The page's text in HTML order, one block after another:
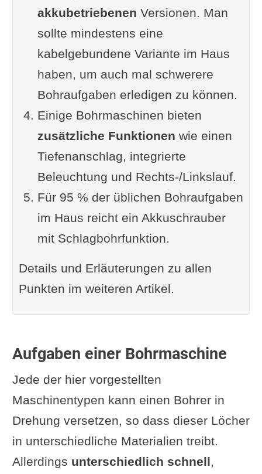
Bohrschrauber)
Darauf sollte beim Kauf einer
Akkubohrers mit
Schlagbohrfunktion geachtet
werden:
Fazit: Was für eine Bohrmaschine
brauche ich?
Pflege und Wartung der
Bohrmaschine
Sicherheit beim Umgang mit der
Bohrmaschine
Verstehen der Bohrerarten
Interessante Fakten zu
Auch interessant
Videotutorials zur
Bohrmaschine
Weiterführende Artikel
akkubetriebenen Versionen. Man
sollte mindestens eine
kabelgebundene Variante im Haus
haben, um auch mal schwerere
Bohraufgaben erledigen zu können.
Einige Bohrmaschinen bieten
zusätzliche Funktionen wie einen
Tiefenanschlag, integrierte
Beleuchtung und Rechts-/Linkslauf.
Für 95 % der üblichen Bohraufgaben
im Haus reicht ein Akkuschrauber
mit Schlagbohrfunktion.
Details und Erläuterungen zu allen
Punkten im weiteren Artikel.
Aufgaben einer Bohrmaschine
Jede der hier vorgestellten
Maschinentypen kann einen Bohrer in
Drehung versetzen, so dass dieser Löcher
in unterschiedliche Materialien treibt.
Allerdings unterschiedlich schnell,